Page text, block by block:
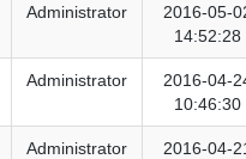
Administrator
2016-05-
14:52:28
Administrator
2016-04-
10:46:30
Administrator
2016-04-